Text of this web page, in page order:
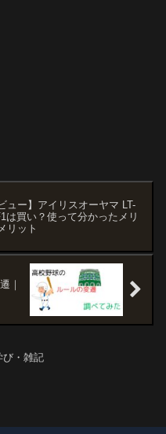
ュー】アイリスオーヤマ LT-
は買い？使って分かったメリ
リット
｜
び・雑記